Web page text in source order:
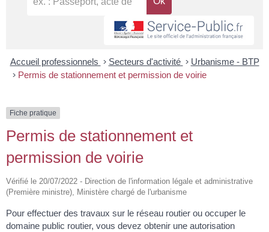
Accueil professionnels > Secteurs d'activité > Urbanisme - BTP
> Permis de stationnement et permission de voirie
Fiche pratique
Permis de stationnement et
permission de voirie
Vérifié le 20/07/2022 - Direction de l'information légale et administrative
(Première ministre), Ministère chargé de l'urbanisme
Pour effectuer des travaux sur le réseau routier ou occuper le
domaine public routier, vous devez obtenir une autorisation